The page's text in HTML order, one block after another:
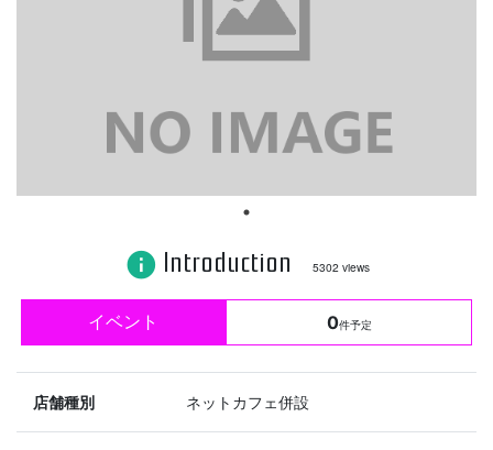
info Introduction 5302 views
イベント 0件予定
店舗種別 ネットカフェ併設